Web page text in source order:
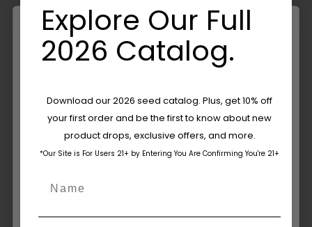
Sobre o autor:
Humboldt Seed
Company
Are You Aged 18 Or Over?
The content and products of our website is reserved for
those of legal age.Please see Terms & Conditions.
Explore Our Full
2026 Catalog.
Download our 2026 seed catalog. Plus, get 10% off
your first order and be the first to know about new
product drops, exclusive offers, and more.
*Our Site is For Users 21+ by Entering You Are Confirming You're 21+